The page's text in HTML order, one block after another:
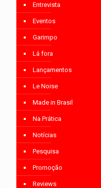
Entrevista
Eventos
Garimpo
Lá fora
Lançamentos
Le Noise
Made in Brasil
Na Prática
Notícias
Pesquisa
Promoção
Reviews